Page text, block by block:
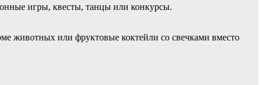
игры, квесты, танцы или конкурсы.
животных или фруктовые коктейли со свечками вместо